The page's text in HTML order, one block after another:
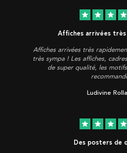
star star star star
Affiches arrivées
Affiches arrivées très
très sympa ! Les affiches,
de super qualité, les
Ludivine
star star star star
Des posters de